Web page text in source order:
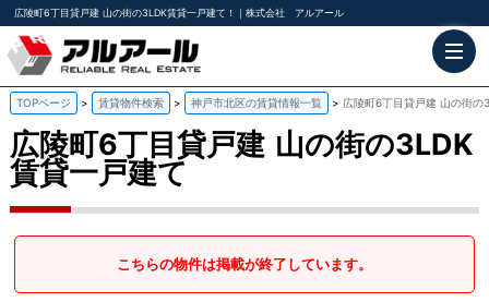
広陵町6丁目貸戸建 山の街の3LDK賃貸一戸建て！｜株式会社 アルアール
TOPページ 賃貸物件検索 神戸市北区の賃貸情報一覧 広陵町6丁目貸戸建 山の街の
広陵町6丁目貸戸建 山の街の3LDK
賃貸一戸建て
こちらの物件は掲載が終了しています。